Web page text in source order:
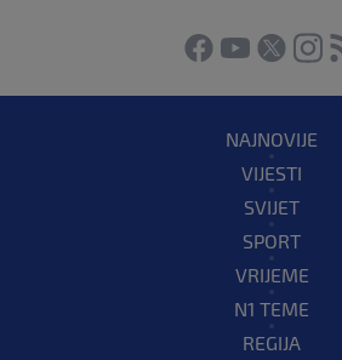
NAJNOVIJE
VIJESTI
SVIJET
SPORT
VRIJEME
N1 TEME
REGIJA